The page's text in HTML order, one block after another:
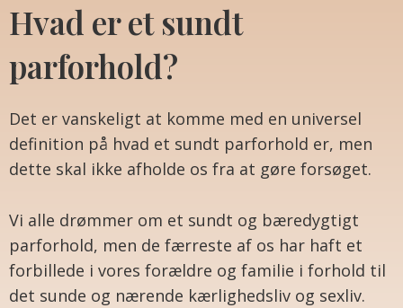
Hvad er et sundt
parforhold?
Det er vanskeligt at komme med en universel
definition på hvad et sundt parforhold er, men
dette skal ikke afholde os fra at gøre forsøget.
Vi alle drømmer om et sundt og bæredygtigt
parforhold, men de færreste af os har haft et
forbillede i vores forældre og familie i forhold til
det sunde og nærende kærlighedsliv og sexliv.